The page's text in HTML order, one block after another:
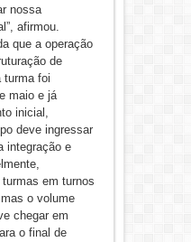
nossa
afirmou.
que a operação
de
turma foi
maio e já
inicial,
deve ingressar
integração e
em turnos
o volume
chegar em
o final de